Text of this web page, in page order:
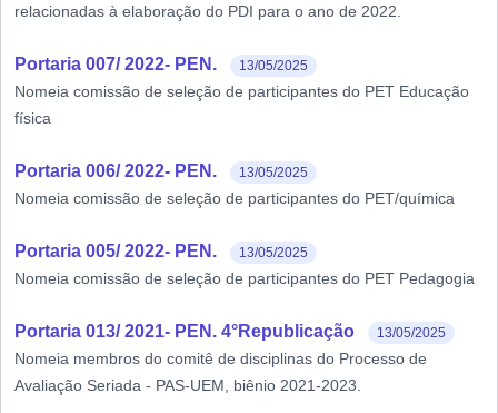
relacionadas à elaboração do PDI para o ano de 2022.
Portaria 007/ 2022- PEN. 13/05/2025
Nomeia comissão de seleção de participantes do PET Educação
física
Portaria 006/ 2022- PEN. 13/05/2025
Nomeia comissão de seleção de participantes do PET/química
Portaria 005/ 2022- PEN. 13/05/2025
Nomeia comissão de seleção de participantes do PET Pedagogia
Portaria 013/ 2021- PEN. 4°Republicação 13/05/2025
Nomeia membros do comitê de disciplinas do Processo de
Avaliação Seriada - PAS-UEM, biênio 2021-2023.